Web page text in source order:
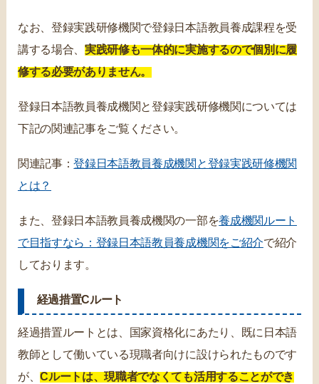
なお、登録実践研修機関で登録日本語教員養成課程を受
講する場合、実践研修も一体的に実施するので個別に履
修する必要がありません。
登録日本語教員養成機関と登録実践研修機関については
下記の関連記事をご覧ください。
関連記事：登録日本語教員養成機関と登録実践研修機関
とは？
また、登録日本語教員養成機関の一部を養成機関ルート
で目指すなら：登録日本語教員養成機関をご紹介で紹介
しております。
経過措置Cルート
経過措置ルートとは、国家資格化にあたり、既に日本語
教師として働いている現職者向けに設けられたものです
が、Cルートは、現職者でなくても活用することができ